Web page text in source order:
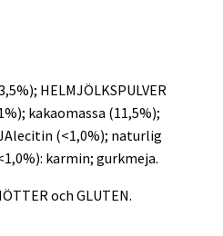
HELMJÖLKSPULVER
kakaomassa (11,5%);
(<1,0%); naturlig
karmin; gurkmeja.
och GLUTEN.